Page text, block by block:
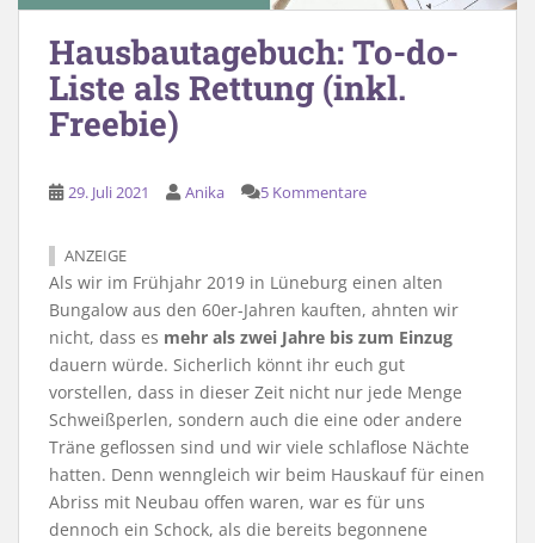
Hausbautagebuch: To-do-
Liste als Rettung (inkl.
Freebie)
29. Juli 2021 Anika 5 Kommentare
ANZEIGE
Als wir im Frühjahr 2019 in Lüneburg einen alten
Bungalow aus den 60er-Jahren kauften, ahnten wir
nicht, dass es mehr als zwei Jahre bis zum Einzug
dauern würde. Sicherlich könnt ihr euch gut
vorstellen, dass in dieser Zeit nicht nur jede Menge
Schweißperlen, sondern auch die eine oder andere
Träne geflossen sind und wir viele schlaflose Nächte
hatten. Denn wenngleich wir beim Hauskauf für einen
Abriss mit Neubau offen waren, war es für uns
dennoch ein Schock, als die bereits begonnene